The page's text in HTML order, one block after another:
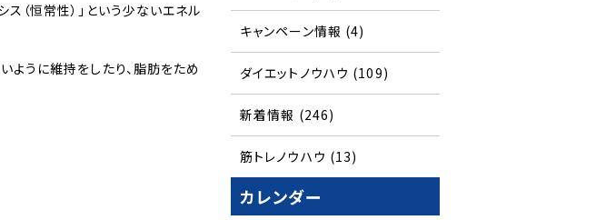
（恒常性）」という少ないエネル
ように維持をしたり、脂肪をため
キャンペーン情報 (4)
ダイエットノウハウ (109)
新着情報 (246)
筋トレノウハウ (13)
カレンダー